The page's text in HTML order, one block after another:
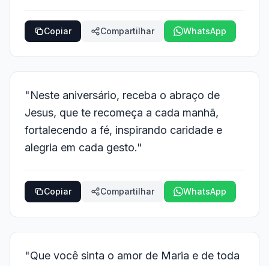
Copiar Compartilhar WhatsApp
"Neste aniversário, receba o abraço de
Jesus, que te recomeça a cada manhã,
fortalecendo a fé, inspirando caridade e
alegria em cada gesto."
Copiar Compartilhar WhatsApp
"Que você sinta o amor de Maria e de toda